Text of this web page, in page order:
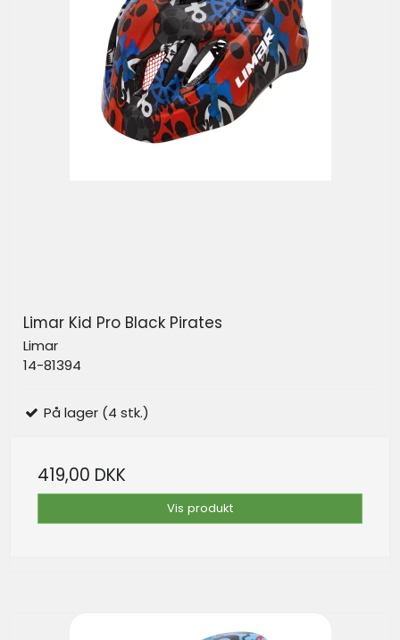
Limar Kid Pro Black Pirates
Limar
14-81394
På lager (4 stk.)
419,00 DKK
Vis produkt